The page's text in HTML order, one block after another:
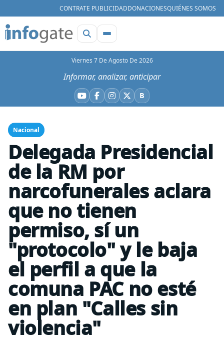
CONTRATE PUBLICIDADDONACIONESQUIÉNES SOMOS
Viernes 7 De Agosto De 2026
Informar, analizar, anticipar
YouTube
Facebook
Instagram
X BBluesky
Nacional
Delegada Presidencial
de la RM por
narcofunerales aclara
que no tienen
permiso, sí un
"protocolo" y le baja
el perfil a que la
comuna PAC no esté
en plan "Calles sin
violencia"